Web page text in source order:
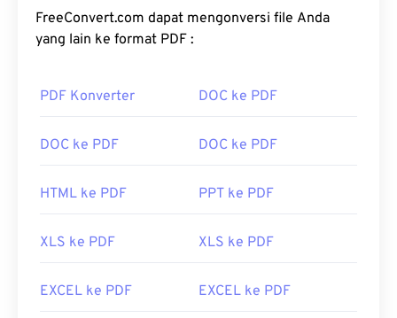
digunakan saat ini. Alasan PDF begitu populer
adalah karena dapat mempertahankan format
PDF?
Kebanyakan orang langsung membuka
saja merupakan
pembaca PDF gratis terpopuler
menurut saya programnya agak rumit dengan
FreeConvert.com dapat mengonversi file Anda
yang lain ke format PDF :
PDF Konverter DOC ke PDF
DOC ke PDF DOC ke PDF
HTML ke PDF PPT ke PDF
XLS ke PDF XLS ke PDF
EXCEL ke PDF EXCEL ke PDF